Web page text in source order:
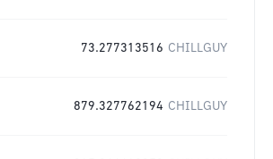
73.277313516 CHILLGUY
879.327762194 CHILLGUY